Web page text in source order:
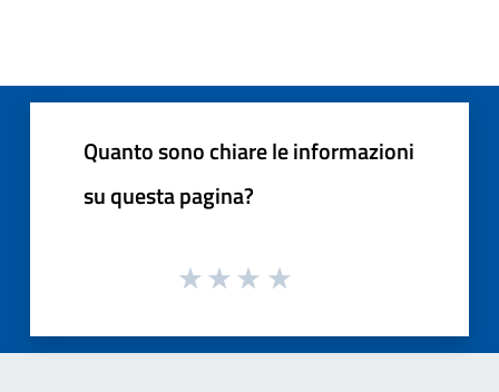
Quanto sono chiare le informazioni
su questa pagina?